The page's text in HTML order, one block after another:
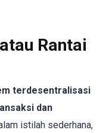
Rantai
terdesentralisasi
dan
istilah sederhana,